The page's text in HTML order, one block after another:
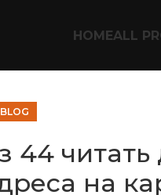
HOMEALL
BLOG
44
на